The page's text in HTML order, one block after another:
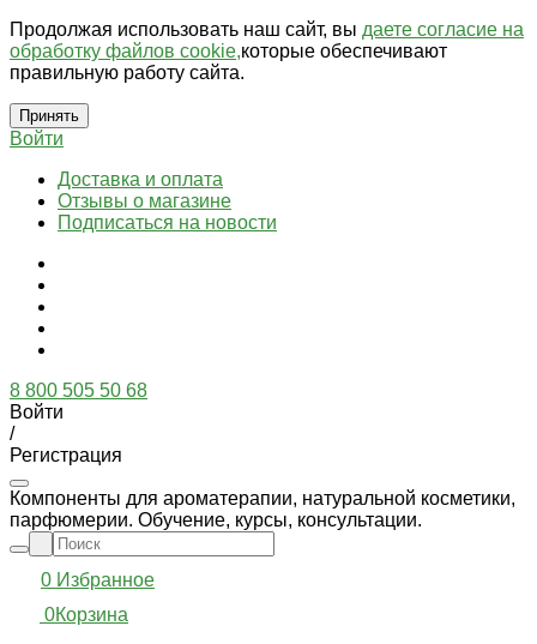
Продолжая использовать наш сайт, вы даете согласие на
обработку файлов cookie,которые обеспечивают
правильную работу сайта.
Принять
Войти
Доставка и оплата
Отзывы о магазине
Подписаться на новости
8 800 505 50 68
Войти
/
Регистрация
Компоненты для ароматерапии, натуральной косметики,
парфюмерии. Обучение, курсы, консультации.
0 Избранное
0Корзина